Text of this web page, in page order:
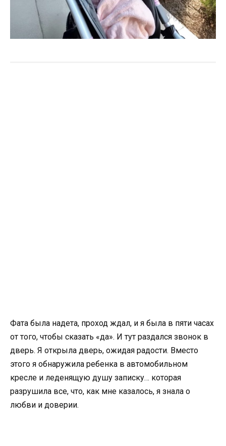
Фата была надета, проход ждал, и я была в пяти часах
от того, чтобы сказать «да». И тут раздался звонок в
дверь. Я открыла дверь, ожидая радости. Вместо
этого я обнаружила ребенка в автомобильном
кресле и леденящую душу записку… которая
разрушила все, что, как мне казалось, я знала о
любви и доверии.